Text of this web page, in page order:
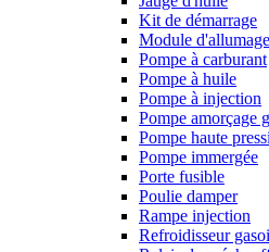
Kit de démarrage
Module
Pompe à carburant
Pompe à huile
Pompe à injection
Pompe amorçage
Pompe haute
Pompe immergée
Porte fusible
Poulie damper
Rampe injection
Refroidisseur